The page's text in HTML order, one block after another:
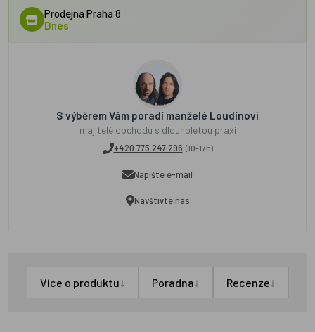
Prodejna Praha 8
Dnes
S výběrem Vám poradí manželé Loudínovi
majitelé obchodu s dlouholetou praxí
+420 775 247 296 (10-17h)
Napište e-mail
Navštivte nás
Více o produktu↓ Poradna↓ Recenze↓